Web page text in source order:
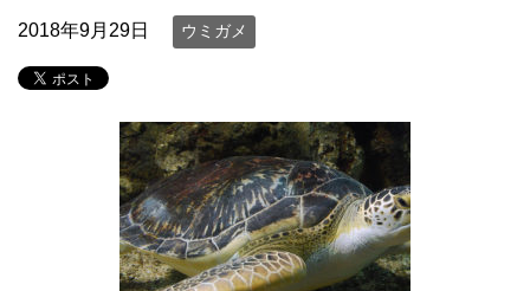
2018年9月29日 ウミガメ